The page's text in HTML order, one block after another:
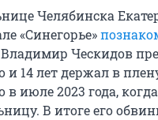
Челябинска
«Синегорье»
Ческидов
и 14 лет держал в
июле 2023 года, когда
В итоге его